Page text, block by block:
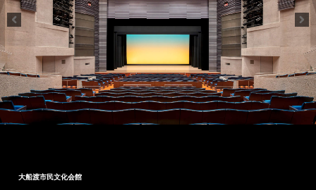
大船渡市民文化会館